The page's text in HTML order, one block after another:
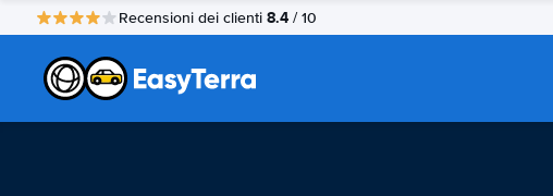
Recensioni dei clienti 8.4 / 10